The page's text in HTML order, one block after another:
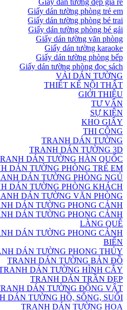
Giấy dán tường đẹp giá rẻ
Giấy dán tường phòng trẻ em
Giấy dán tường phòng bé trai
Giấy dán tường phòng bé gái
Giấy dán tường văn phòng
Giấy dán tường karaoke
Giấy dán tường phòng bếp
Giấy dán tường phòng đọc sách
VẢI DÁN TƯỜNG
THIẾT KẾ NỘI THẤT
GIỚI THIỆU
TƯ VẤN
SỰ KIỆN
KHO GIẤY
THI CÔNG
TRANH DÁN TƯỜNG
TRANH DÁN TƯỜNG 3D
DÁN TƯỜNG HÀN QUỐC
DÁN TƯỜNG PHÒNG TRẺ EM
DÁN TƯỜNG PHÒNG NGỦ
DÁN TƯỜNG PHÒNG KHÁCH
DÁN TƯỜNG VĂN PHÒNG
DÁN TƯỜNG PHONG CẢNH
DÁN TƯỜNG PHONG CẢNH
LÀNG QUÊ
DÁN TƯỜNG PHONG CẢNH
BIỂN
DÁN TƯỜNG PHONG THỦY
TRANH DÁN TƯỜNG BẢN ĐỒ
DÁN TƯỜNG HÌNH CÂY
TRANH DÁN TRẦN ĐẸP
DÁN TƯỜNG ĐỘNG VẬT
DÁN TƯỜNG HỒ, SÔNG, SUỐI
TRANH DÁN TƯỜNG HOA